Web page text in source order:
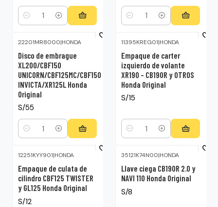
Cantidad Cantidad
22201MR8000|HONDA
Disco de embrague
XL200/CBF150
UNICORN/CBF125MC/CBF150
INVICTA/XR125L Honda
Original
S/55
Cantidad
11395KREG01|HONDA
Empaque de carter
izquierdo de volante
XR190 – CB190R y OTROS
Honda Original
S/15
Cantidad
12251KYY901|HONDA
Empaque de culata de
cilindro CBF125 TWISTER
y GL125 Honda Original
S/12
35121K74N00|HONDA
Llave ciega CB190R 2.0 y
NAVI 110 Honda Original
S/8